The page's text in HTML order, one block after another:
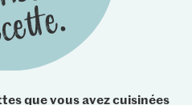
que vous avez cuisinées